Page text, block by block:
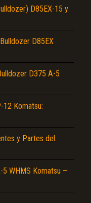
Tapón con Cerradura,
D85EX-15 y
D85EX
D375 A-5
12 Komatsu:
y Partes del
5 WHMS Komatsu –
erróneos.
contenido.